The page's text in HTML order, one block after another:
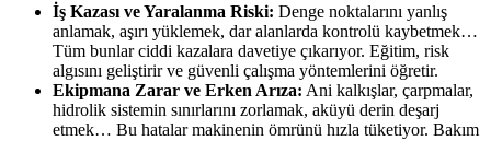
İş Kazası ve Yaralanma Riski: Denge noktalarını yanlış
anlamak, aşırı yüklemek, dar alanlarda kontrolü kaybetmek…
Tüm bunlar ciddi kazalara davetiye çıkarıyor. Eğitim, risk
algısını geliştirir ve güvenli çalışma yöntemlerini öğretir.
Ekipmana Zarar ve Erken Arıza: Ani kalkışlar, çarpmalar,
hidrolik sistemin sınırlarını zorlamak, aküyü derin deşarj
etmek… Bu hatalar makinenin ömrünü hızla tüketiyor. Bakım